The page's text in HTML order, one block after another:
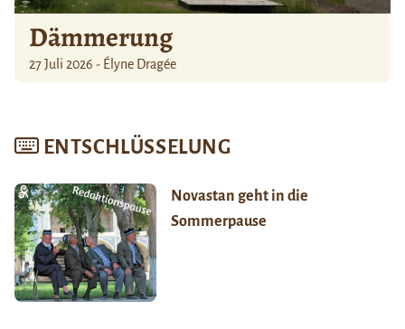
Dämmerung
27 Juli 2026 - Élyne Dragée
ENTSCHLÜSSELUNG
Novastan geht in die
Sommerpause